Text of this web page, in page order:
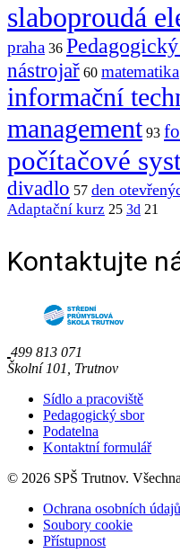
slaboproudá
praha 36
nástrojař 60 matematika
informační
management 93
počítačové
divadlo 57 den
Adaptační kurz 25 3d 21
Kontaktujte
499 813 071
Školní 101, Trutnov
Sídlo a pracoviště
Pedagogický sbor
Podatelna
Kontaktní formulář
© 2026 SPŠ Trutnov.
Ochrana osobních údajů
Soubory cookie
Přístupnost